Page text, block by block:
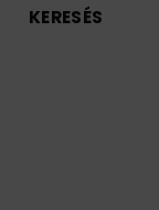
KERESÉS